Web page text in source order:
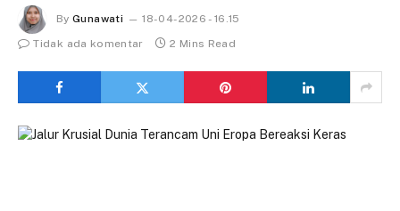
By Gunawati
18-04-2026 - 16.15
Tidak ada komentar
2 Mins Read